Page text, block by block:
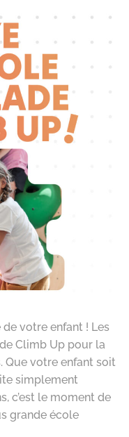
votre enfant ! Les
Climb Up pour la
Que votre enfant soit
simplement
c’est le moment de
grande école